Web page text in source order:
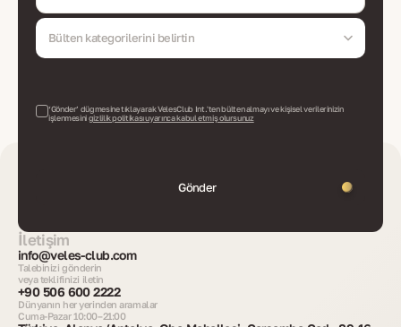
Bülten kategorilerini belirtin
‘Gönder’ düğmesine tıklayarak VelesClub Int.'ten bülten almayı ve kişisel verilerinizin
işlenmesinigizlilik politikası uyarınca kabul etmiş olursunuz
Gönder
İletişim
info@veles-club.com
Talebinizi gönderin
veya teklifinizi iletin
+90 506 600 2222
Dünyanın her yerinden aramalar
Cuma-Pazar 10:00–21:00